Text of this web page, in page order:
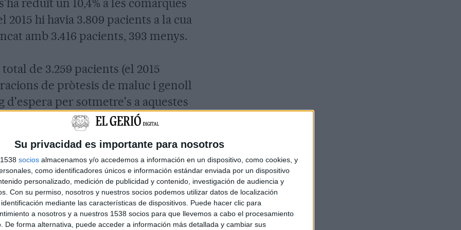
Su privacidad es importante para nosotros
socios almacenamos y/o accedemos a información en un dispositivo, como cookies, y
como identificadores únicos e información estándar enviada por un dispositivo
personalizado, medición de publicidad y contenido, investigación de audiencia y
Con su permiso, nosotros y nuestros socios podemos utilizar datos de localización
mediante las características de dispositivos. Puede hacer clic para
a nosotros y a nuestros 1538 socios para que llevemos a cabo el procesamiento
De forma alternativa, puede acceder a información más detallada y cambiar sus
reduït un 10,4% a les comarques
hi havia 3.809 pacients a la cua
amb 3.416 pacients, 393 menys.
de 3.259 pacients (el 2015
de pròtesis de maluc i genoll
d'espera per sotmetre's a aquestes
En cirurgia oncològica hi ha 140
de mitjana, trigaran 21 dies en anar
17 gironins pendents de passar pel
és de 41 dies. Al llarg del 2017,
de referència de la regió preveu